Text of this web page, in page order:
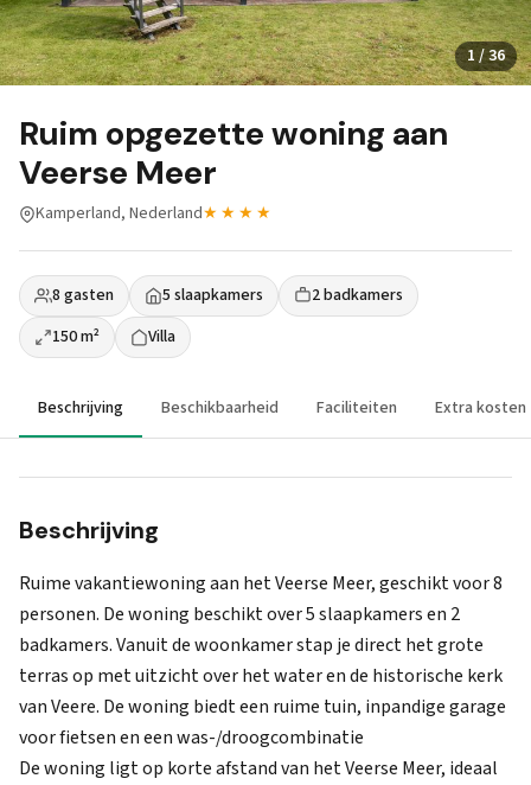
1 / 36
Ruim opgezette woning aan
Veerse Meer
Kamperland, Nederland★★★★
8 gasten 5 slaapkamers
2 badkamers
150 m²
Villa
Beschrijving Beschikbaarheid Faciliteiten Extra kosten
Beschrijving
Ruime vakantiewoning aan het Veerse Meer, geschikt voor 8
personen. De woning beschikt over 5 slaapkamers en 2
badkamers. Vanuit de woonkamer stap je direct het grote
terras op met uitzicht over het water en de historische kerk
van Veere. De woning biedt een ruime tuin, inpandige garage
voor fietsen en een was-/droogcombinatie
De woning ligt op korte afstand van het Veerse Meer, ideaal